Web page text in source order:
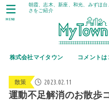
朝霞、志木、新座、和光、みずほ
さをご紹介
株式会社マイタウン コメントは
MENU
散策 2023.02.11
運動不足解消のお散歩